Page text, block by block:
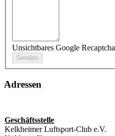
Unsichtbares Google Recaptcha
Adressen
Geschäftsstelle
Kelkheimer Luftsport-Club e.V.